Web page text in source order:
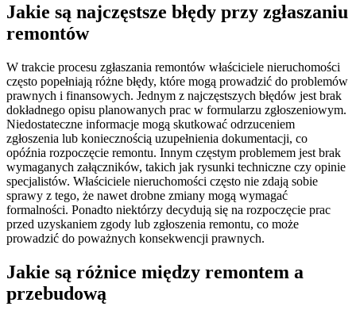
Jakie są najczęstsze błędy przy zgłaszaniu
remontów
W trakcie procesu zgłaszania remontów właściciele nieruchomości
często popełniają różne błędy, które mogą prowadzić do problemów
prawnych i finansowych. Jednym z najczęstszych błędów jest brak
dokładnego opisu planowanych prac w formularzu zgłoszeniowym.
Niedostateczne informacje mogą skutkować odrzuceniem
zgłoszenia lub koniecznością uzupełnienia dokumentacji, co
opóźnia rozpoczęcie remontu. Innym częstym problemem jest brak
wymaganych załączników, takich jak rysunki techniczne czy opinie
specjalistów. Właściciele nieruchomości często nie zdają sobie
sprawy z tego, że nawet drobne zmiany mogą wymagać
formalności. Ponadto niektórzy decydują się na rozpoczęcie prac
przed uzyskaniem zgody lub zgłoszenia remontu, co może
prowadzić do poważnych konsekwencji prawnych.
Jakie są różnice między remontem a
przebudową